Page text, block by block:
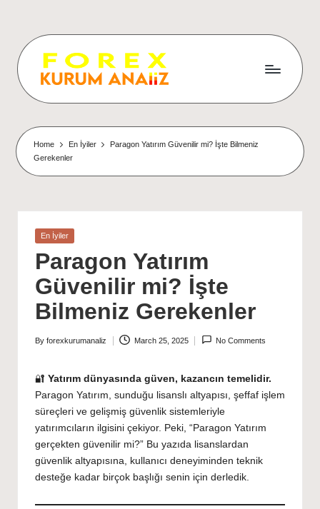
Home En İyiler
Paragon Yatırım Güvenilir mi? İşte Bilmeniz
Gerekenler
Posted
En İyiler
Paragon Yatırım
Güvenilir mi? İşte
Bilmeniz Gerekenler
Posted
By forexkurumanaliz March 25, 2025 No Comments
🔐 Yatırım dünyasında güven, kazancın temelidir.
Paragon Yatırım, sunduğu lisanslı altyapısı, şeffaf işlem
süreçleri ve gelişmiş güvenlik sistemleriyle
yatırımcıların ilgisini çekiyor. Peki, “Paragon Yatırım
gerçekten güvenilir mi?” Bu yazıda lisanslardan
güvenlik altyapısına, kullanıcı deneyiminden teknik
desteğe kadar birçok başlığı senin için derledik.